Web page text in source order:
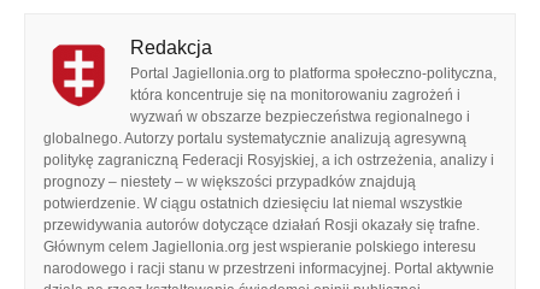
Redakcja
Portal Jagiellonia.org to platforma społeczno-polityczna,
która koncentruje się na monitorowaniu zagrożeń i
wyzwań w obszarze bezpieczeństwa regionalnego i
globalnego. Autorzy portalu systematycznie analizują agresywną
politykę zagraniczną Federacji Rosyjskiej, a ich ostrzeżenia, analizy i
prognozy – niestety – w większości przypadków znajdują
potwierdzenie. W ciągu ostatnich dziesięciu lat niemal wszystkie
przewidywania autorów dotyczące działań Rosji okazały się trafne.
Głównym celem Jagiellonia.org jest wspieranie polskiego interesu
narodowego i racji stanu w przestrzeni informacyjnej. Portal aktywnie